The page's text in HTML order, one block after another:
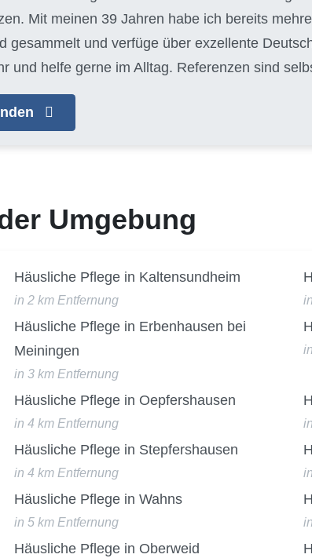
Mit meinen 39 Jahren habe ich bereits
gesammelt und verfüge über exzellente
und helfe gerne im Alltag. Referenzen sind
Umgebung
Häusliche Pflege in Kaltensundheim
in 2 km Entfernung
Häusliche Pflege in Erbenhausen bei
Meiningen
in 3 km Entfernung
Häusliche Pflege in Oepfershausen
in 4 km Entfernung
Häusliche Pflege in Stepfershausen
in 4 km Entfernung
Häusliche Pflege in Wahns
in 5 km Entfernung
Häusliche Pflege in Oberweid